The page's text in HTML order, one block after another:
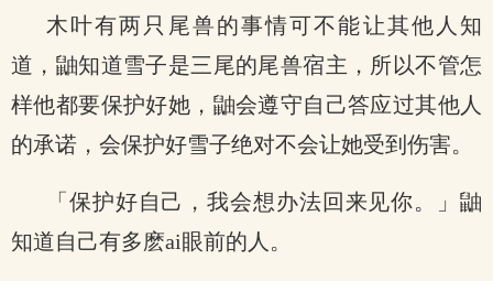
木叶有两只尾兽的事情可不能让其他人知
道，鼬知道雪子是三尾的尾兽宿主，所以不管怎
样他都要保护好她，鼬会遵守自己答应过其他人
的承诺，会保护好雪子绝对不会让她受到伤害。
「保护好自己，我会想办法回来见你。」鼬
知道自己有多麽ai眼前的人。